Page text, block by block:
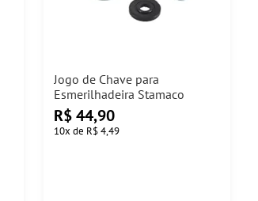
Jogo de Chave para
Esmerilhadeira Stamaco
R$ 44,90
10x de R$ 4,49